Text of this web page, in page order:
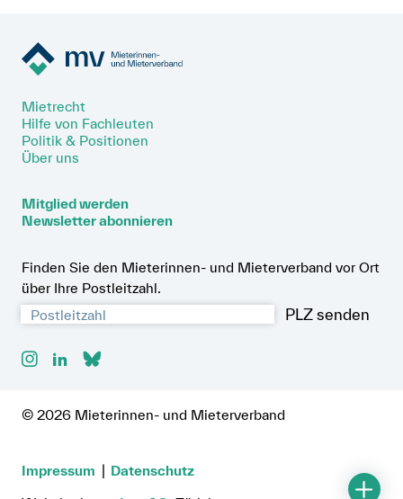
Mietrecht
Hilfe von Fachleuten
Politik & Positionen
Über uns
Mitglied werden
Newsletter abonnieren
Finden Sie den Mieterinnen- und Mieterverband vor Ort
über Ihre Postleitzahl.
PLZ senden
© 2026 Mieterinnen- und Mieterverband
Impressum
Datenschutz